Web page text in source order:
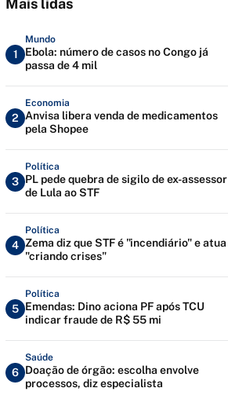
Mais lidas
1
Mundo
Ebola: número de casos no Congo já
passa de 4 mil
2
Economia
Anvisa libera venda de medicamentos
pela Shopee
3
Política
PL pede quebra de sigilo de ex-assessor
de Lula ao STF
4
Política
Zema diz que STF é "incendiário" e atua
"criando crises"
5
Política
Emendas: Dino aciona PF após TCU
indicar fraude de R$ 55 mi
6
Saúde
Doação de órgão: escolha envolve
processos, diz especialista